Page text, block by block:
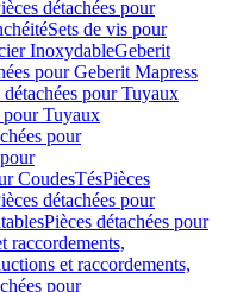
détachées pour
Sets de vis pour
InoxydableGeberit
pour Geberit Mapress
détachées pour Tuyaux
pour Tuyaux
pour
CoudesTésPièces
détachées pour
Pièces détachées pour
raccordements,
et raccordements,
pour